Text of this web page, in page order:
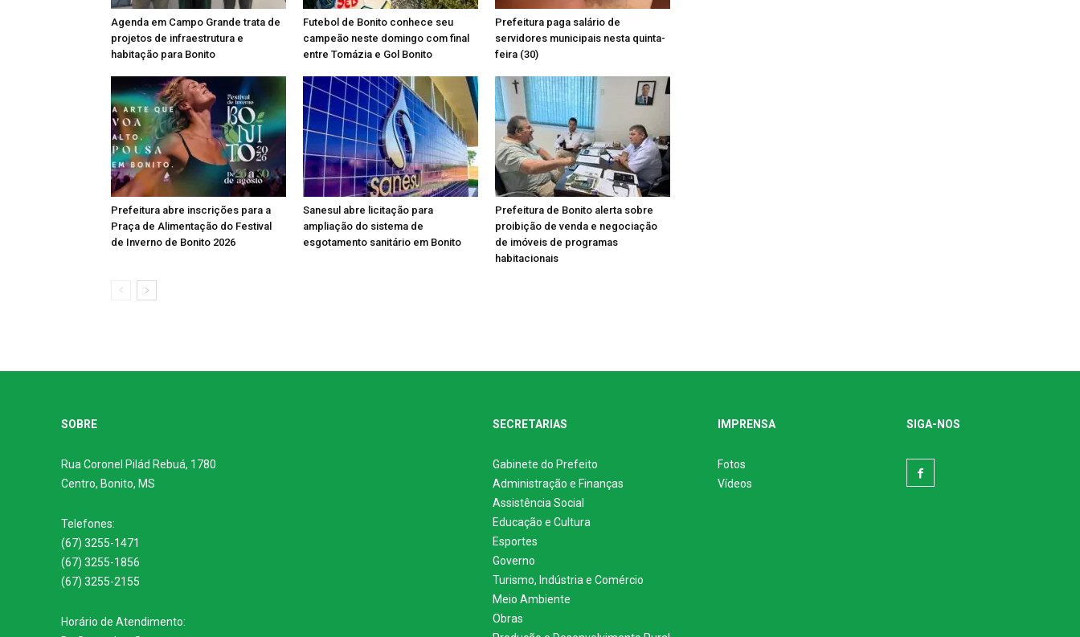
Agenda em Campo Grande trata de
projetos de infraestrutura e
habitação para Bonito
Futebol de Bonito conhece seu
campeão neste domingo com final
entre Tomázia e Gol Bonito
Prefeitura paga salário de
servidores municipais nesta quinta-
feira (30)
Prefeitura abre inscrições para a
Praça de Alimentação do Festival
de Inverno de Bonito 2026
Sanesul abre licitação para
ampliação do sistema de
esgotamento sanitário em Bonito
Prefeitura de Bonito alerta sobre
proibição de venda e negociação
de imóveis de programas
habitacionais
SOBRE
Rua Coronel Pilád Rebuá, 1780
Centro, Bonito, MS
Telefones:
(67) 3255-1471
(67) 3255-1856
(67) 3255-2155
Horário de Atendimento:
SECRETARIAS
Gabinete do Prefeito
Administração e Finanças
Assistência Social
Educação e Cultura
Esportes
Governo
Turismo, Indústria e Comércio
Meio Ambiente
Obras
IMPRENSA
Fotos
Vídeos
SIGA-NOS